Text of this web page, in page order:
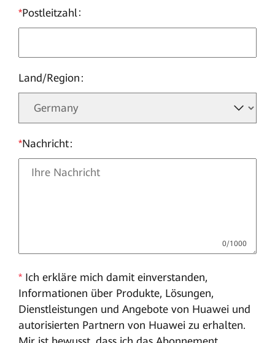
*Postleitzahl
Land/Region
*Nachricht
*Ich erkläre mich damit einverstanden,
Informationen über Produkte, Lösungen,
Dienstleistungen und Angebote von Huawei und
autorisierten Partnern von Huawei zu erhalten.